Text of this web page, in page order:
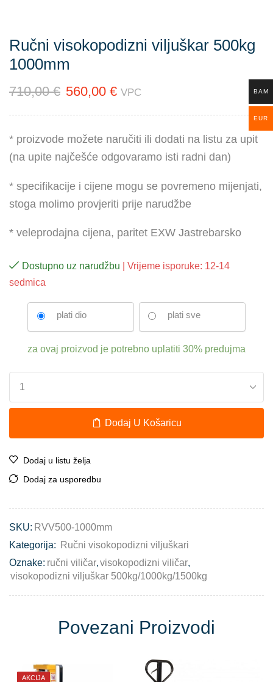
Ručni visokopodizni viljuškar 500kg
1000mm
710,00€ 560,00 € VPC
* proizvode možete naručiti ili dodati na listu za upit
(na upite najčešće odgovaramo isti radni dan)
* specifikacije i cijene mogu se povremeno mijenjati,
stoga molimo provjeriti prije narudžbe
* veleprodajna cijena, paritet EXW Jastrebarsko
Dostupno uz narudžbu | Vrijeme isporuke: 12-14
sedmica
plati dio plati sve
za ovaj proizvod je potrebno uplatiti 30% predujma
Dodaj U Košaricu
Dodaj u listu želja
Dodaj za usporedbu
SKU: RVV500-1000mm
Kategorija:
Ručni visokopodizni viljuškari
Oznake: ručni viličar,visokopodizni viličar,
visokopodizni viljuškar 500kg/1000kg/1500kg
Povezani Proizvodi
AKCIJA
BAM
EUR